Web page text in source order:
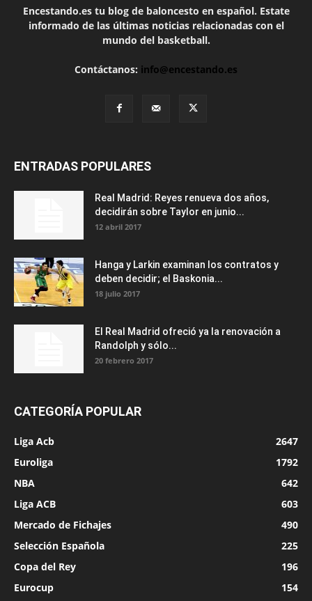
Encestando.es tu blog de baloncesto en español. Estate
informado de las últimas noticias relacionadas con el
mundo del basketball.
Contáctanos: info@encestando.es
ENTRADAS POPULARES
Real Madrid: Reyes renueva dos años,
decidirán sobre Taylor en junio...
12 abril 2017
Hanga y Larkin examinan los contratos y
deben decidir; el Baskonia...
18 julio 2017
El Real Madrid ofreció ya la renovación a
Randolph y sólo...
20 febrero 2017
CATEGORÍA POPULAR
Liga Acb
2647
Euroliga
1792
NBA
642
Liga ACB
603
Mercado de Fichajes
490
Selección Española
225
Copa del Rey
196
Eurocup
154